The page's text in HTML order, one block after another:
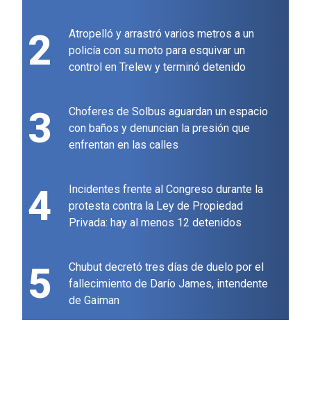
2
Atropelló y arrastró varios metros a un
policía con su moto para esquivar un
control en Trelew y terminó detenido
3
Choferes de Solbus aguardan un espacio
con baños y denuncian la presión que
enfrentan en las calles
4
Incidentes frente al Congreso durante la
protesta contra la Ley de Propiedad
Privada: hay al menos 12 detenidos
5
Chubut decretó tres días de duelo por el
fallecimiento de Darío James, intendente
de Gaiman